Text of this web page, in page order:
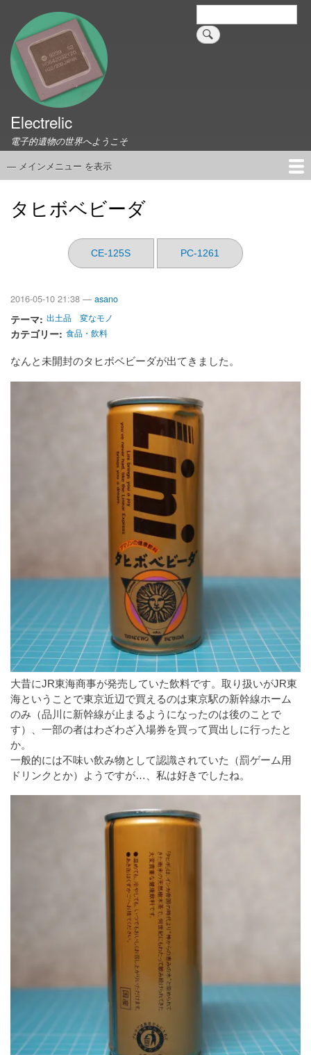
検
索
Electrelic
電子的遺物の世界へようこそ
メ
— メインメニュー を表示
Universal Monitor
コネクタ資料集
このサイトについて
タヒボベビーダ
CE-125S PC-1261
2016-05-10 21:38 — asano
テーマ 出土品 変なモノ
カテゴリー 食品・飲料
なんと未開封のタヒボベビーダが出てきました。
大昔にJR東海商事が発売していた飲料です。取り扱いがJR東
海ということで東京近辺で買えるのは東京駅の新幹線ホーム
のみ（品川に新幹線が止まるようになったのは後のことで
す）、一部の者はわざわざ入場券を買って買出しに行ったと
か。
一般的には不味い飲み物として認識されていた（罰ゲーム用
ドリンクとか）ようですが…、私は好きでしたね。